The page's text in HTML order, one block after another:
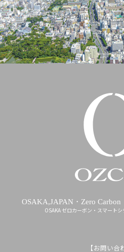
OSAKA,JAPAN・Zero Carbon
OSAKA ゼロカーボン・スマート
【お問い合